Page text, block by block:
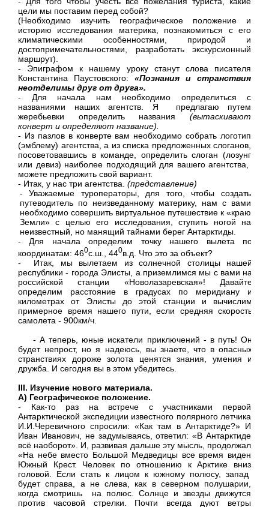
цели мы поставим перед собой?
(Необходимо изучить географическое положение и
историю исследования материка, познакомиться с его
климатическими особенностями, природой и
достопримечательностями, разработать экскурсионный
маршрут).
- Эпиграфом к нашему уроку станут слова писателя
Константина Паустовского: «Познания и странствия
неотделимы друг от друга».
- Для начала нам необходимо определиться с
названиями наших агентств. Я предлагаю путем
жеребьевки определить названия (вытаскивают
конверт и определяют название).
- Из пазлов в конверте вам необходимо собрать логотип
(эмблему) агентства, а из списка предложенных слоганов,
посоветовавшись в команде, определить слоган (лозунг
или девиз) наиболее подходящий для вашего агентства,
можете предложить свой вариант.
- Итак, у нас три агентства. (представление)
- Уважаемые туроператоры, для того, чтобы создать
путеводитель по неизведанному материку, нам с вами
необходимо совершить виртуальное путешествие к «краю
Земли» с целью его исследования, ступить ногой на
неизвестный, но манящий тайнами берег Антарктиды.
- Для начала определим точку нашего вылета по
координатам: 460с.ш., 440в.д. Что это за объект?
- Итак, мы вылетаем из солнечной столицы нашей
республики - города Элисты, а приземлимся мы с вами на
российской станции «Новолазаревская»! Давайте
определим расстояние в градусах по меридиану и
километрах от Элисты до этой станции и вычислим
примерное время нашего пути, если средняя скорость
самолета - 900км/ч.
- А теперь, юные искатели приключений - в путь! Он
будет непрост, но я надеюсь, вы знаете, что в опасных
странствиях дороже золота ценятся знания, умения и
дружба. И сегодня вы в этом убедитесь.
III. Изучение нового материала.
А) Географическое положение.
- Как-то раз на встрече с участниками первой
Антарктической экспедиции известного полярного летчика
И.И.Черевичного спросили: «Как там в Антарктиде?» И
Иван Иванович, не задумываясь, ответил: «В Антарктиде
всё наоборот». И, развивая дальше эту мысль, продолжал
«На небе вместо Большой Медведицы все время виден
Южный Крест. Человек по отношению к Арктике вниз
головой. Если стать к лицом к южному полюсу, запад
будет справа, а не слева, как в северном полушарии,
когда смотришь на полюс. Солнце и звезды движутся
против часовой стрелки. Почти всегда дуют ветры